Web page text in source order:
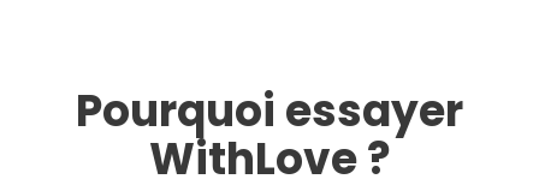
Pourquoi essayer
WithLove ?